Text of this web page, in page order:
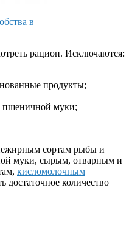
в
рацион. Исключаются:
продукты;
пшеничной муки;
сортам рыбы и
муки, сырым, отварным и
кисломолочным
достаточное количество